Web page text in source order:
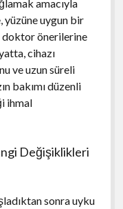
amacıyla
yüzüne uygun bir
doktor önerilerine
cihazı
ve uzun süreli
bakımı düzenli
ihmal
Değişiklikleri
sonra uyku